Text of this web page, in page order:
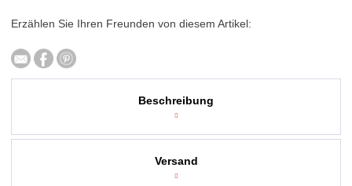
Erzählen Sie Ihren Freunden von diesem Artikel:
Beschreibung
Versand